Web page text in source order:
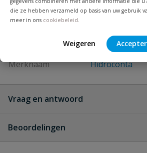
die ze hebben verzameld op basis van uw gebruik
meer in ons cookiebeleid.
Weigeren
Maximale capaciteit 12,5 m³/uur l/
vloeistoftemperatuur
Merknaam Hidroconta
Vraag en antwoord
Beoordelingen